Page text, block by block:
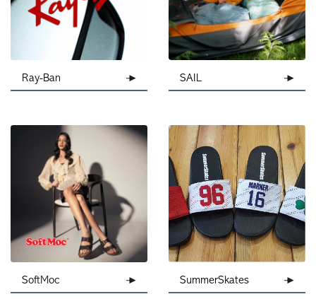
Ray-Ban SAIL
SoftMoc SummerSkates